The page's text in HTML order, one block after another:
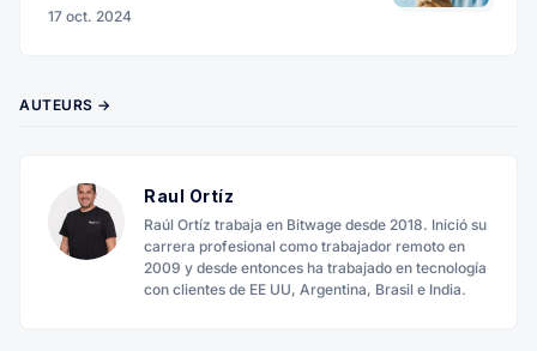
17 oct. 2024
AUTEURS →
Raul Ortíz
Raúl Ortíz trabaja en Bitwage desde 2018. Inició su
carrera profesional como trabajador remoto en
2009 y desde entonces ha trabajado en tecnología
con clientes de EE UU, Argentina, Brasil e India.